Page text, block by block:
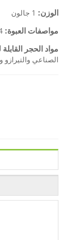
الوزن:
مواصفات العبوة:
مواد الحجر
الصناعي